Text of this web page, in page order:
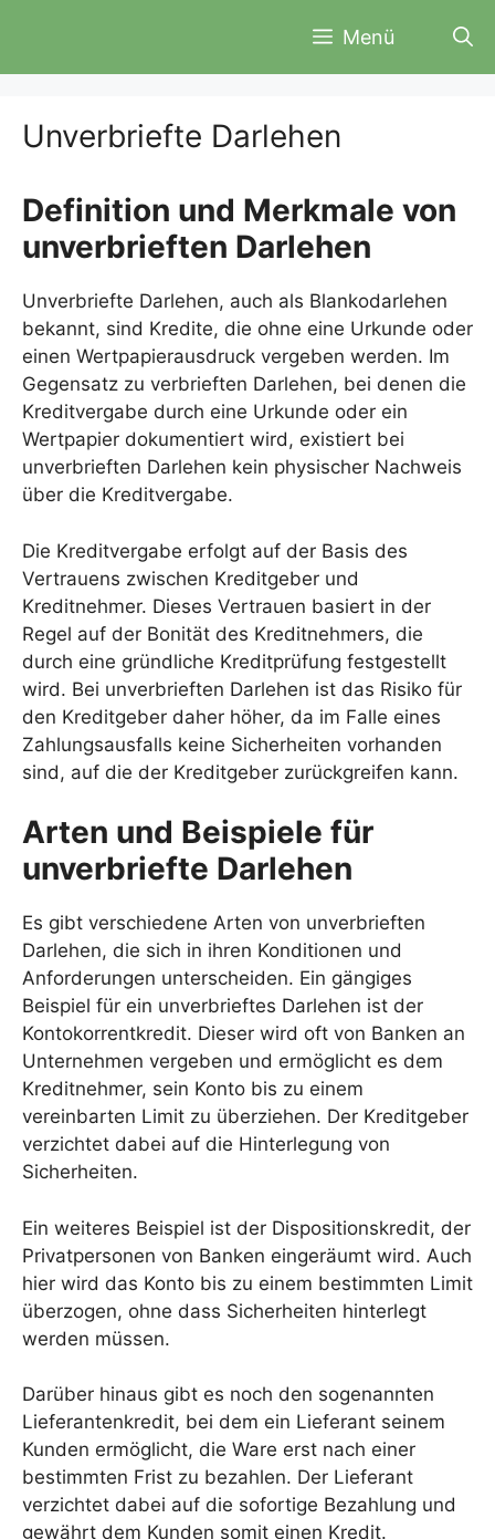
Menü
Unverbriefte Darlehen
Definition und Merkmale von
unverbrieften Darlehen
Unverbriefte Darlehen, auch als Blankodarlehen
bekannt, sind Kredite, die ohne eine Urkunde oder
einen Wertpapierausdruck vergeben werden. Im
Gegensatz zu verbrieften Darlehen, bei denen die
Kreditvergabe durch eine Urkunde oder ein
Wertpapier dokumentiert wird, existiert bei
unverbrieften Darlehen kein physischer Nachweis
über die Kreditvergabe.
Die Kreditvergabe erfolgt auf der Basis des
Vertrauens zwischen Kreditgeber und
Kreditnehmer. Dieses Vertrauen basiert in der
Regel auf der Bonität des Kreditnehmers, die
durch eine gründliche Kreditprüfung festgestellt
wird. Bei unverbrieften Darlehen ist das Risiko für
den Kreditgeber daher höher, da im Falle eines
Zahlungsausfalls keine Sicherheiten vorhanden
sind, auf die der Kreditgeber zurückgreifen kann.
Arten und Beispiele für
unverbriefte Darlehen
Es gibt verschiedene Arten von unverbrieften
Darlehen, die sich in ihren Konditionen und
Anforderungen unterscheiden. Ein gängiges
Beispiel für ein unverbrieftes Darlehen ist der
Kontokorrentkredit. Dieser wird oft von Banken an
Unternehmen vergeben und ermöglicht es dem
Kreditnehmer, sein Konto bis zu einem
vereinbarten Limit zu überziehen. Der Kreditgeber
verzichtet dabei auf die Hinterlegung von
Sicherheiten.
Ein weiteres Beispiel ist der Dispositionskredit, der
Privatpersonen von Banken eingeräumt wird. Auch
hier wird das Konto bis zu einem bestimmten Limit
überzogen, ohne dass Sicherheiten hinterlegt
werden müssen.
Darüber hinaus gibt es noch den sogenannten
Lieferantenkredit, bei dem ein Lieferant seinem
Kunden ermöglicht, die Ware erst nach einer
bestimmten Frist zu bezahlen. Der Lieferant
verzichtet dabei auf die sofortige Bezahlung und
gewährt dem Kunden somit einen Kredit.